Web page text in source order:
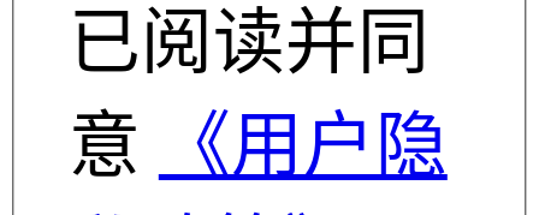
已阅读并同
意
《用户隐